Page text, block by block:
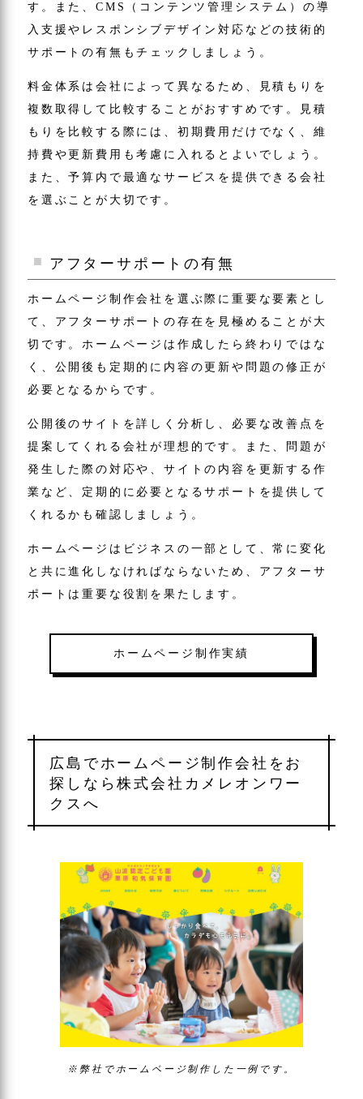
す。また、CMS（コンテンツ管理システム）の導
入支援やレスポンシブデザイン対応などの技術的
サポートの有無もチェックしましょう。
料金体系は会社によって異なるため、見積もりを
複数取得して比較することがおすすめです。見積
もりを比較する際には、初期費用だけでなく、維
持費や更新費用も考慮に入れるとよいでしょう。
また、予算内で最適なサービスを提供できる会社
を選ぶことが大切です。
アフターサポートの有無
ホームページ制作会社を選ぶ際に重要な要素とし
て、アフターサポートの存在を見極めることが大
切です。ホームページは作成したら終わりではな
く、公開後も定期的に内容の更新や問題の修正が
必要となるからです。
公開後のサイトを詳しく分析し、必要な改善点を
提案してくれる会社が理想的です。また、問題が
発生した際の対応や、サイトの内容を更新する作
業など、定期的に必要となるサポートを提供して
くれるかも確認しましょう。
ホームページはビジネスの一部として、常に変化
と共に進化しなければならないため、アフターサ
ポートは重要な役割を果たします。
ホームページ制作実績
広島でホームページ制作会社をお
探しなら株式会社カメレオンワー
クスへ
※弊社でホームページ制作した一例です。